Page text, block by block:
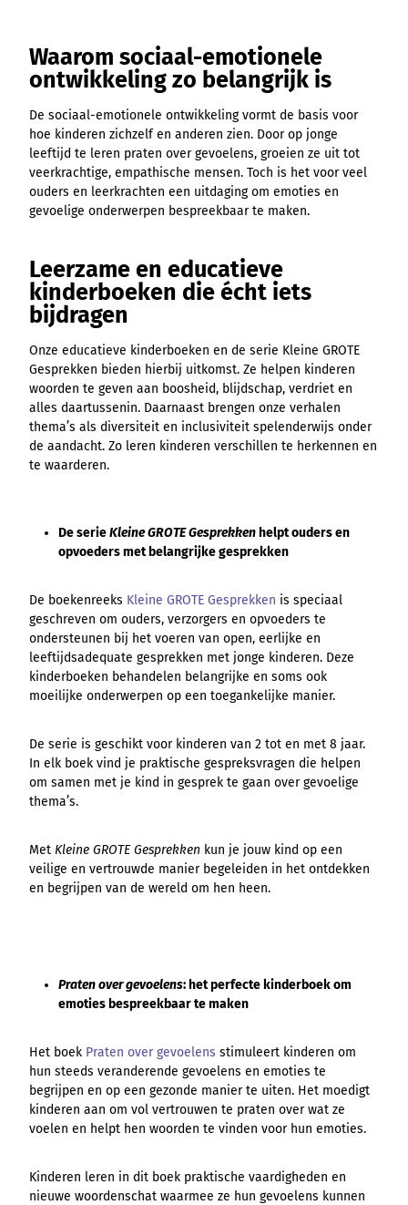
Waarom sociaal-emotionele
ontwikkeling zo belangrijk is
De sociaal-emotionele ontwikkeling vormt de basis voor
hoe kinderen zichzelf en anderen zien. Door op jonge
leeftijd te leren praten over gevoelens, groeien ze uit tot
veerkrachtige, empathische mensen. Toch is het voor veel
ouders en leerkrachten een uitdaging om emoties en
gevoelige onderwerpen bespreekbaar te maken.
Leerzame en educatieve
kinderboeken die écht iets
bijdragen
Onze educatieve kinderboeken en de serie Kleine GROTE
Gesprekken bieden hierbij uitkomst. Ze helpen kinderen
woorden te geven aan boosheid, blijdschap, verdriet en
alles daartussenin. Daarnaast brengen onze verhalen
thema’s als diversiteit en inclusiviteit spelenderwijs onder
de aandacht. Zo leren kinderen verschillen te herkennen en
te waarderen.
De serieKleine GROTE Gesprekken helpt ouders en
opvoeders met belangrijke gesprekken
De boekenreeks Kleine GROTE Gesprekken is speciaal
geschreven om ouders, verzorgers en opvoeders te
ondersteunen bij het voeren van open, eerlijke en
leeftijdsadequate gesprekken met jonge kinderen. Deze
kinderboeken behandelen belangrijke en soms ook
moeilijke onderwerpen op een toegankelijke manier.
De serie is geschikt voor kinderen van 2 tot en met 8 jaar.
In elk boek vind je praktische gespreksvragen die helpen
om samen met je kind in gesprek te gaan over gevoelige
thema’s.
Met Kleine GROTE Gesprekken kun je jouw kind op een
veilige en vertrouwde manier begeleiden in het ontdekken
en begrijpen van de wereld om hen heen.
Praten over gevoelens: het perfecte kinderboek om
emoties bespreekbaar te maken
Het boek Praten over gevoelens stimuleert kinderen om
hun steeds veranderende gevoelens en emoties te
begrijpen en op een gezonde manier te uiten. Het moedigt
kinderen aan om vol vertrouwen te praten over wat ze
voelen en helpt hen woorden te vinden voor hun emoties.
Kinderen leren in dit boek praktische vaardigheden en
nieuwe woordenschat waarmee ze hun gevoelens kunnen